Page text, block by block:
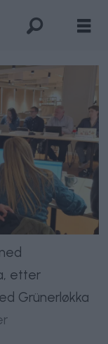
etter
Grünerløkka